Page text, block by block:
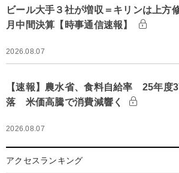
ビール大手３社が増収＝キリンは上方
月中間決算【時事通信速報】
2026.08.07
【速報】農水省、食料自給率 25年度
落 米価高騰で消費減響く
2026.08.07
アクセスランキング